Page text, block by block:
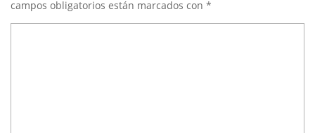
campos obligatorios están marcados con *